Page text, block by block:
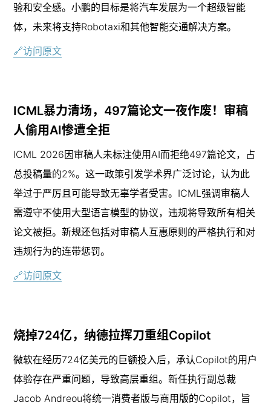
验和安全感。小鹏的目标是将汽车发展为一个超级智能
体，未来将支持Robotaxi和其他智能交通解决方案。
🔗访问原文
ICML暴力清场，497篇论文一夜作废！审稿
人偷用AI惨遭全拒
ICML 2026因审稿人未标注使用AI而拒绝497篇论文，占
总投稿量的2%。这一政策引发学术界广泛讨论，认为此
举过于严厉且可能导致无辜学者受害。ICML强调审稿人
需遵守不使用大型语言模型的协议，违规将导致所有相关
论文被拒。新规还包括对审稿人互惠原则的严格执行和对
违规行为的连带惩罚。
🔗访问原文
烧掉724亿，纳德拉挥刀重组Copilot
微软在经历724亿美元的巨额投入后，承认Copilot的用户
体验存在严重问题，导致高层重组。新任执行副总裁
Jacob Andreou将统一消费者版与商用版的Copilot，旨